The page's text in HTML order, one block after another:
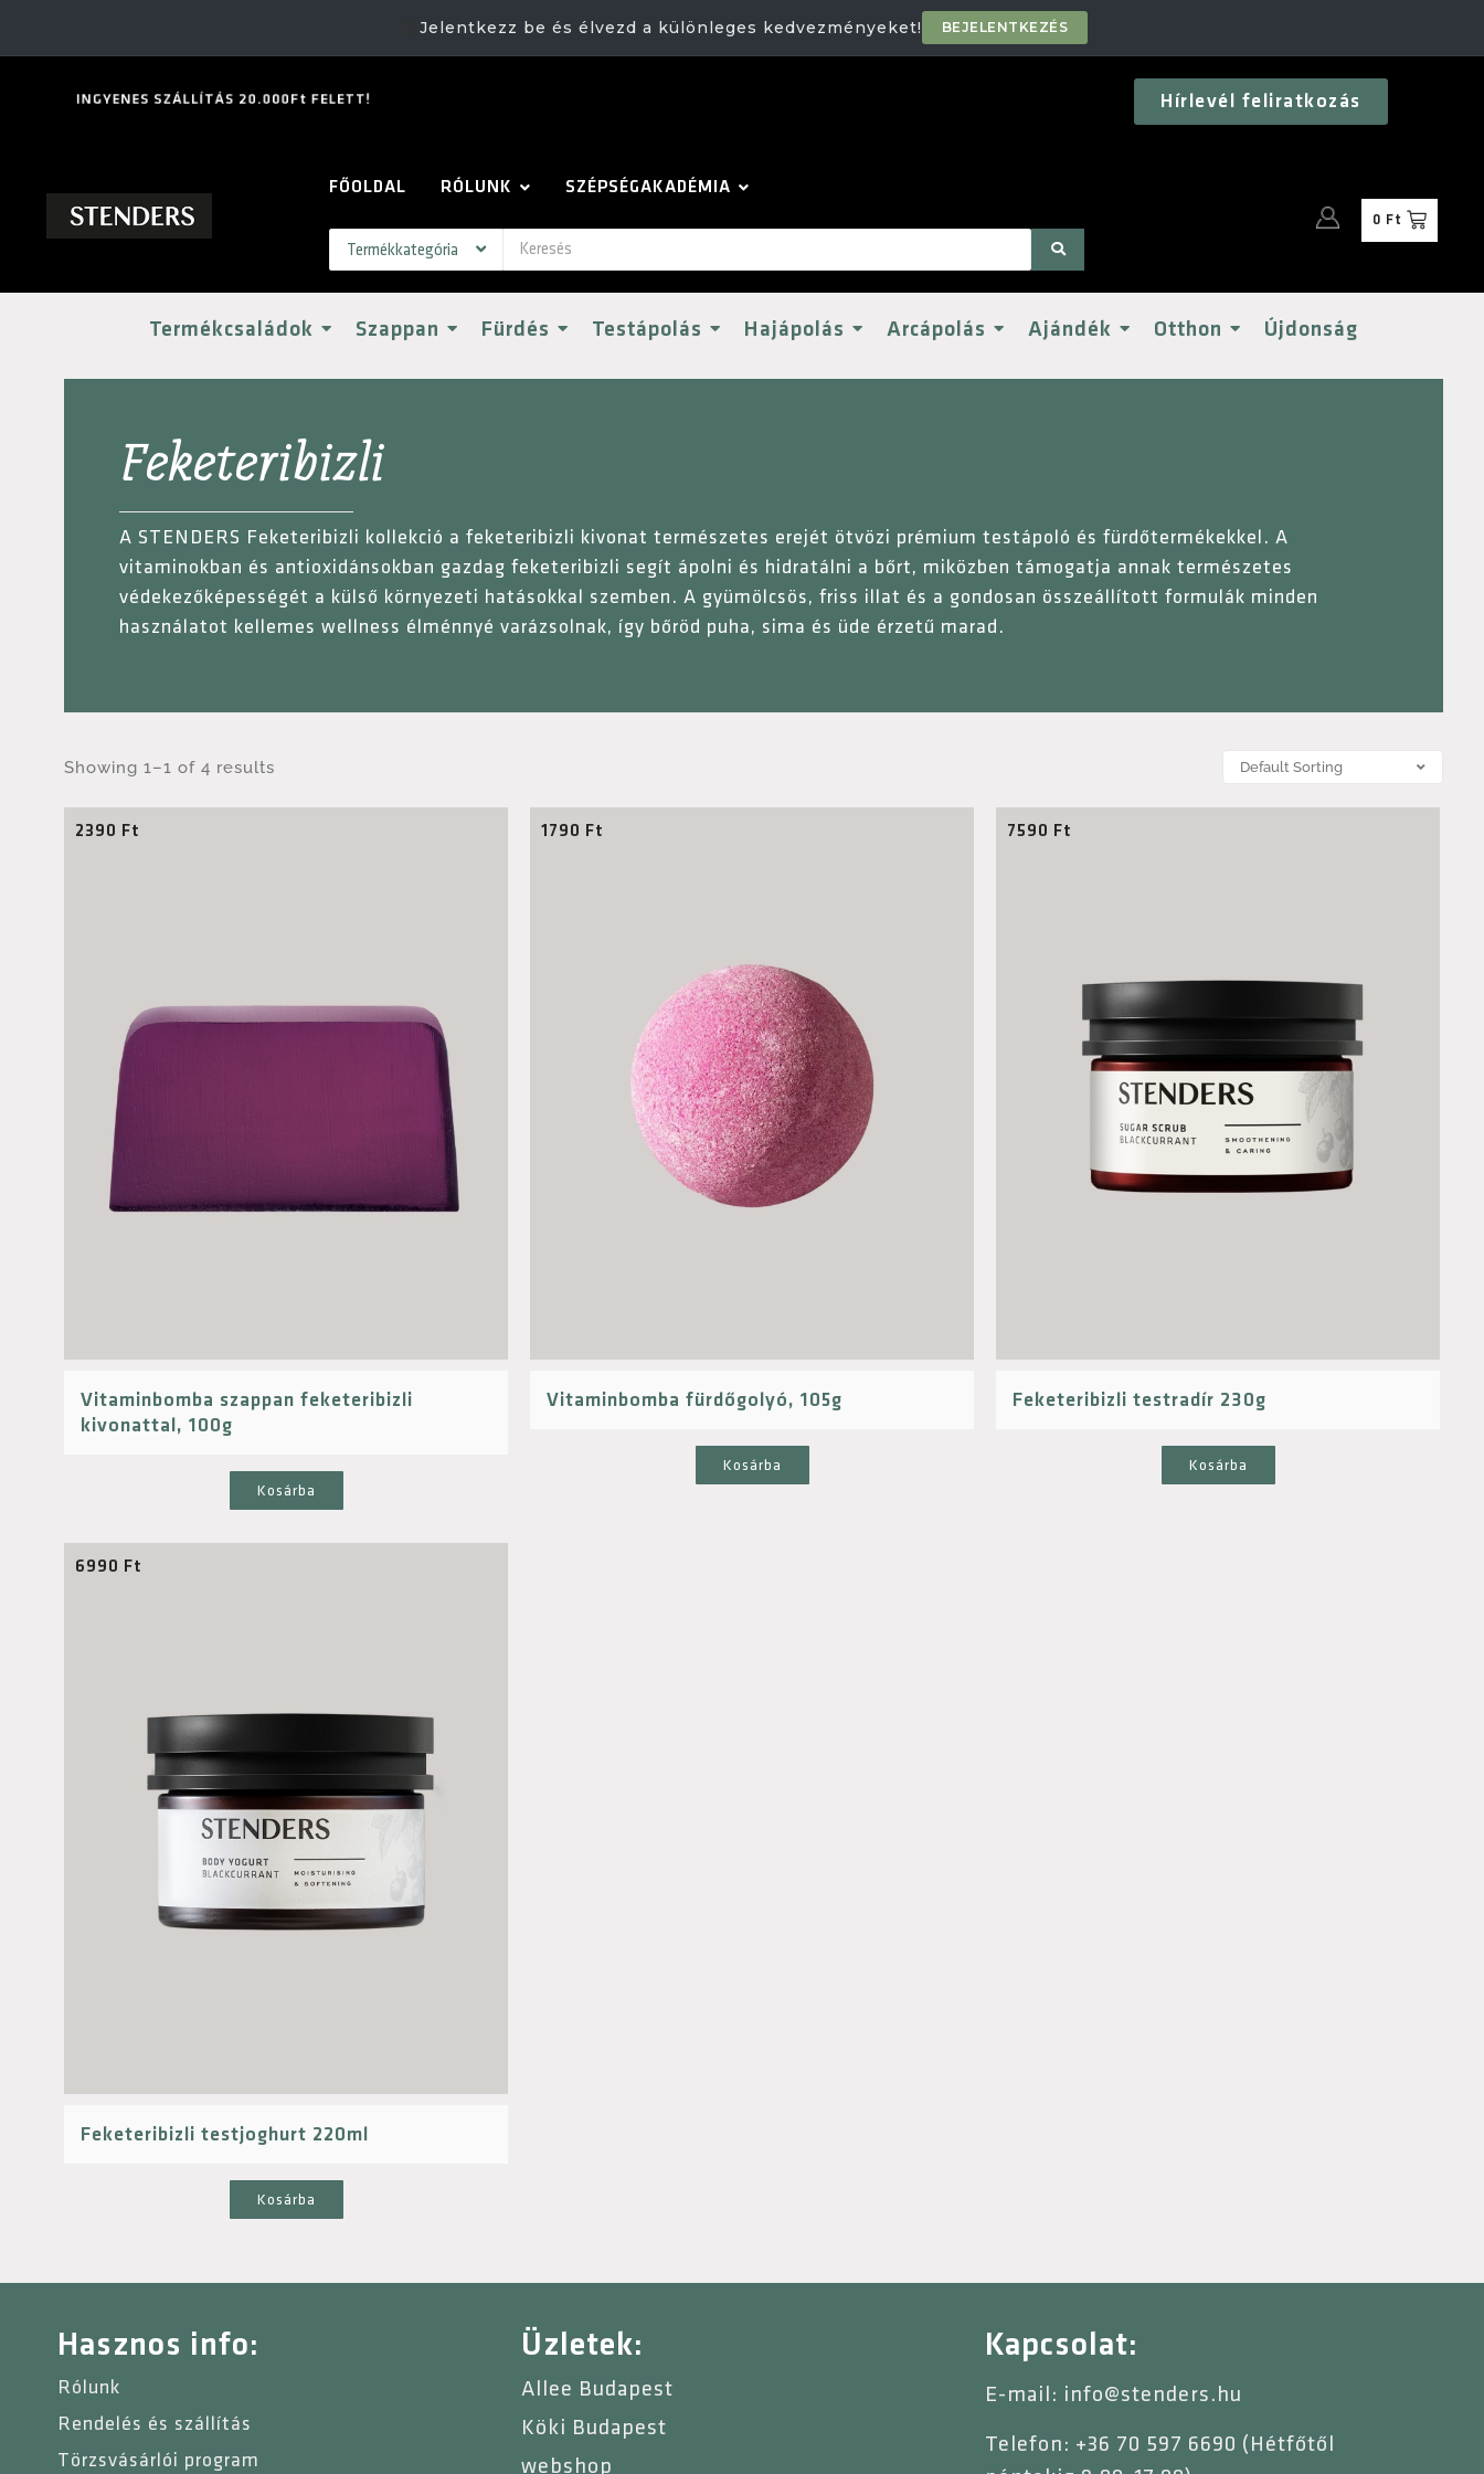
Jelentkezz be és élvezd a különleges kedvezményeket! BEJELENTKEZÉS
NGYENES SZÁLLÍTÁS 20.000Ft FELETT Hírlevél feliratkozás
FŐOLDAL RÓLUNK SZÉPSÉGAKADÉMIA
0 Ft
Termékcsaládok Szappan Fürdés Testápolás Hajápolás Arcápolás Ajándék Otthon Újdonság
Feketeribizli
A STENDERS Feketeribizli kollekció a feketeribizli kivonat természetes erejét ötvözi prémium testápoló és fürdőtermékekkel. A
vitaminokban és antioxidánsokban gazdag feketeribizli segít ápolni és hidratálni a bőrt, miközben támogatja annak természetes
védekezőképességét a külső környezeti hatásokkal szemben. A gyümölcsös, friss illat és a gondosan összeállított formulák minden
használatot kellemes wellness élménnyé varázsolnak, így bőröd puha, sima és üde érzetű marad.
Showing 1–1 of 4 results
2390 Ft
Vitaminbomba szappan feketeribizli
kivonattal, 100g
Kosárba
1790 Ft
Vitaminbomba fürdőgolyó, 105g
Kosárba
7590 Ft
Feketeribizli testradír 230g
Kosárba
6990 Ft
Feketeribizli testjoghurt 220ml
Kosárba
Hasznos info:
Rólunk
Rendelés és szállítás
Törzsvásárlói program
Üzletek:
Allee Budapest
Köki Budapest
webshop
Kapcsolat:
E-mail: info@stenders.hu
Telefon: +36 70 597 6690 (Hétfőtől